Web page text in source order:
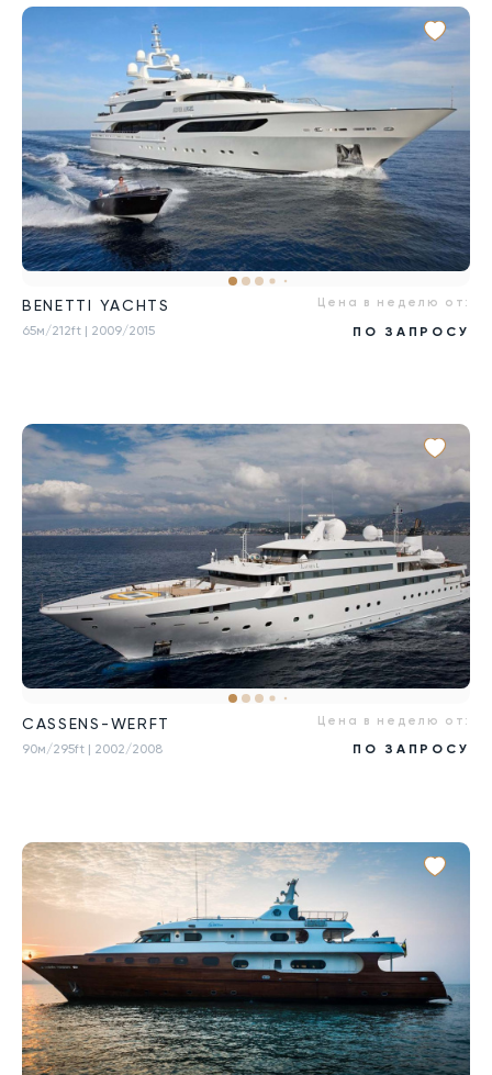
BENETTI YACHTS
65м/212ft | 2009/2015
Цена в неделю от:
ПО ЗАПРОСУ
CASSENS-WERFT
90м/295ft | 2002/2008
Цена в неделю от:
ПО ЗАПРОСУ